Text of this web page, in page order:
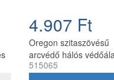
4.907 Ft
Oregon szitaszövésű
arcvédő hálós
515065